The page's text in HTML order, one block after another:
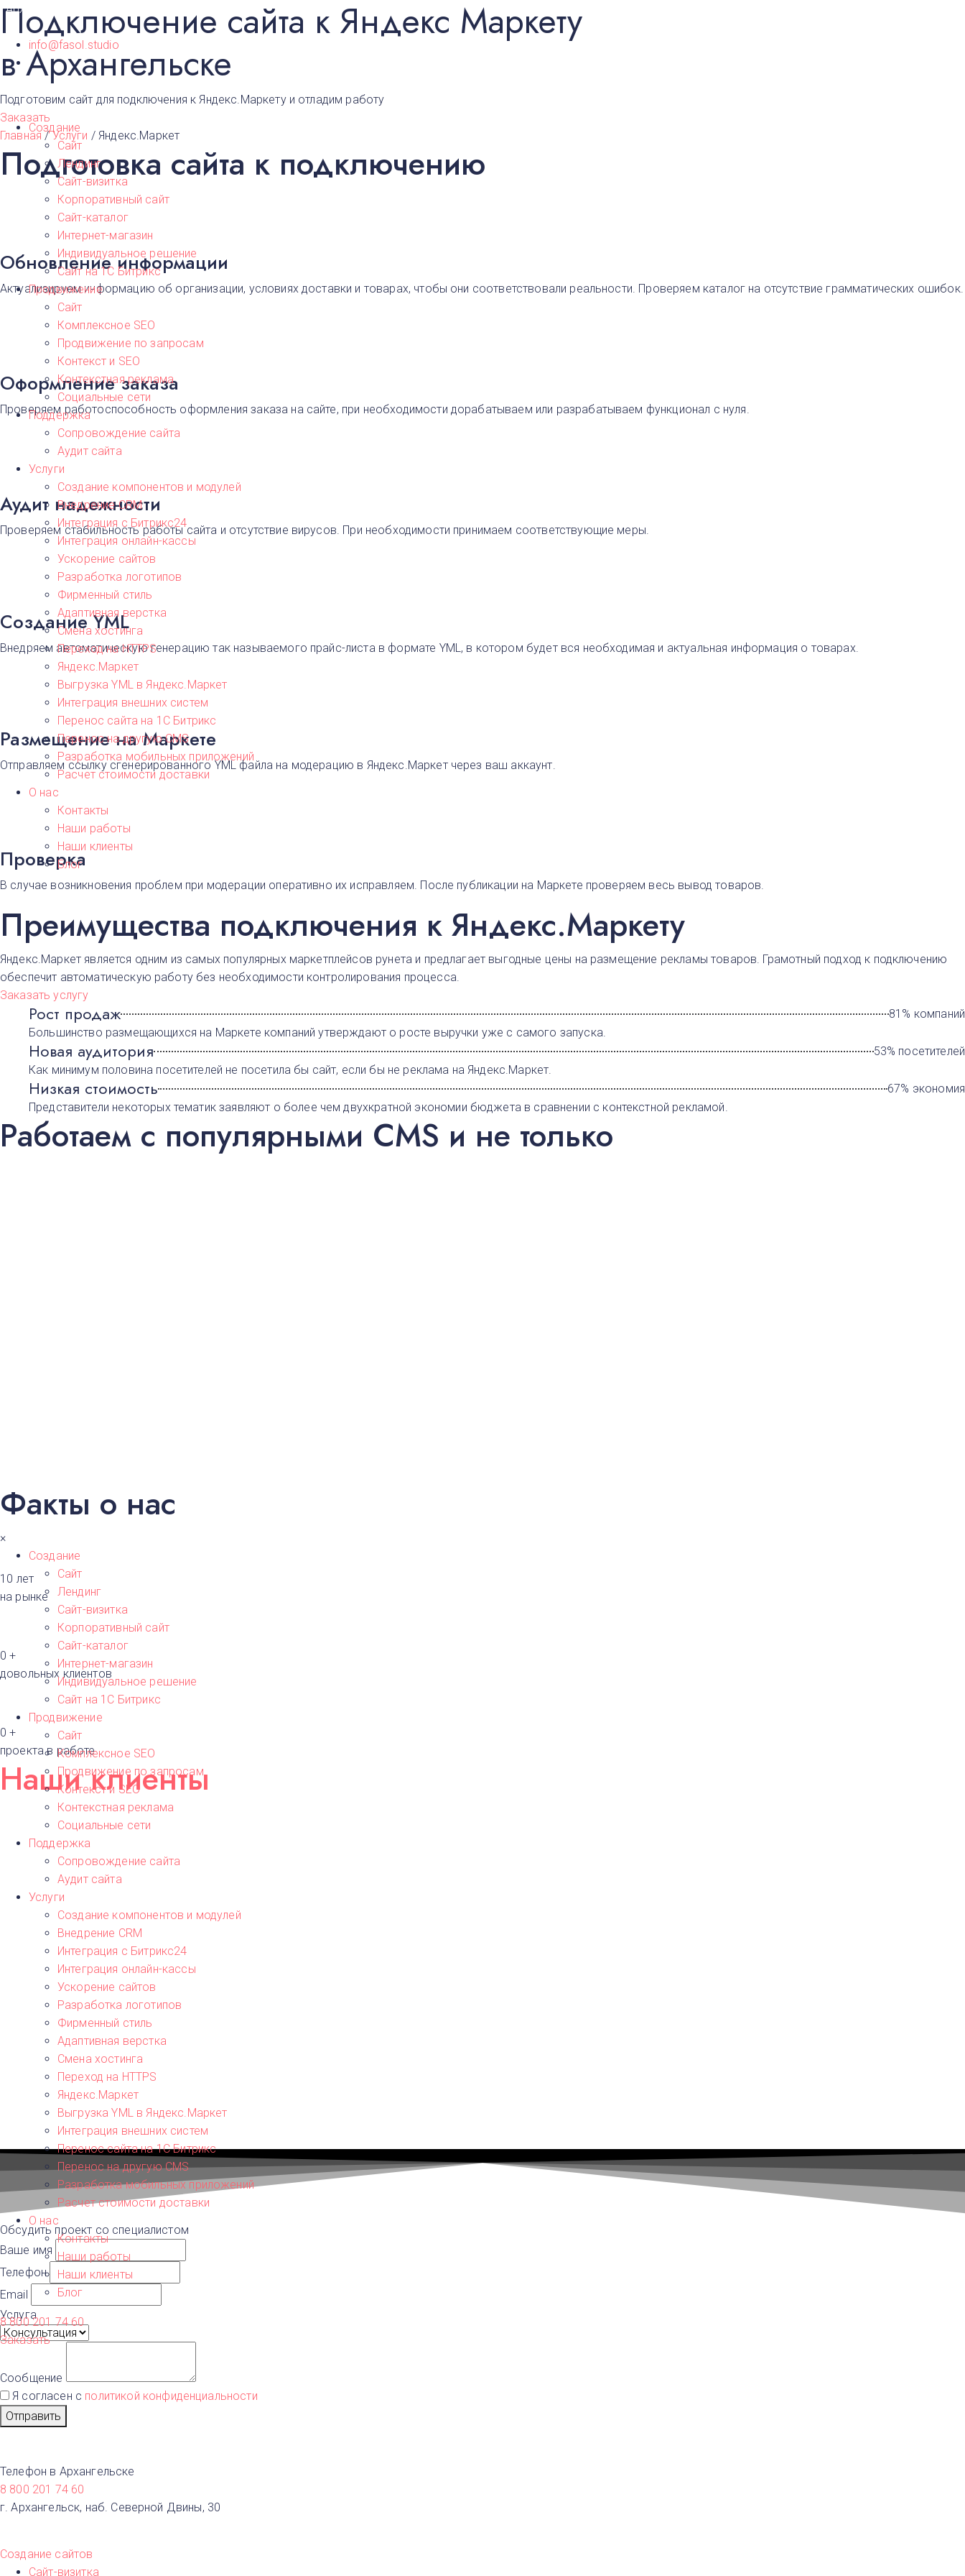
Архангельск
info@fasol.studio
Создание
Сайт
Лендинг
Сайт-визитка
Корпоративный сайт
Сайт-каталог
Интернет-магазин
Индивидуальное решение
Сайт на 1С Битрикс
Продвижение
Сайт
Комплексное SEO
Продвижение по запросам
Контекст и SEO
Контекстная реклама
Социальные сети
Поддержка
Сопровождение сайта
Аудит сайта
Услуги
Создание компонентов и модулей
Внедрение CRM
Интеграция с Битрикс24
Интеграция онлайн-кассы
Ускорение сайтов
Разработка логотипов
Фирменный стиль
Адаптивная верстка
Смена хостинга
Переход на HTTPS
Яндекс.Маркет
Выгрузка YML в Яндекс.Маркет
Интеграция внешних систем
Перенос сайта на 1С Битрикс
Перенос на другую CMS​
Разработка мобильных приложений
Расчет стоимости доставки
О нас
Контакты
Наши работы
Наши клиенты
Блог
×
Создание
Сайт
Лендинг
Сайт-визитка
Корпоративный сайт
Сайт-каталог
Интернет-магазин
Индивидуальное решение
Сайт на 1С Битрикс
Продвижение
Сайт
Комплексное SEO
Продвижение по запросам
Контекст и SEO
Контекстная реклама
Социальные сети
Поддержка
Сопровождение сайта
Аудит сайта
Услуги
Создание компонентов и модулей
Внедрение CRM
Интеграция с Битрикс24
Интеграция онлайн-кассы
Ускорение сайтов
Разработка логотипов
Фирменный стиль
Адаптивная верстка
Смена хостинга
Переход на HTTPS
Яндекс.Маркет
Выгрузка YML в Яндекс.Маркет
Интеграция внешних систем
Перенос сайта на 1С Битрикс
Перенос на другую CMS​
Разработка мобильных приложений
Расчет стоимости доставки
О нас
Контакты
Наши работы
Наши клиенты
Блог
8 800 201 74 60
Заказать
Подключение сайта к Яндекс Маркету
в Архангельске
Подготовим сайт для подключения к Яндекс.Маркету и отладим работу
Заказать
Главная/Услуги /Яндекс.Маркет
Подготовка сайта к подключению
Обновление информации
Актуализируем информацию об организации, условиях доставки и товарах, чтобы они соответствовали реальности. Проверяем каталог на отсутствие грамматических ошибок.
Оформление заказа
Проверяем работоспособность оформления заказа на сайте, при необходимости дорабатываем или разрабатываем функционал с нуля.
Аудит надежности
Проверяем стабильность работы сайта и отсутствие вирусов. При необходимости принимаем соответствующие меры.
Создание YML
Внедряем автоматическую генерацию так называемого прайс-листа в формате YML, в котором будет вся необходимая и актуальная информация о товарах.
Размещение на Маркете
Отправляем ссылку сгенерированного YML файла на модерацию в Яндекс.Маркет через ваш аккаунт.
Проверка
В случае возникновения проблем при модерации оперативно их исправляем. После публикации на Маркете проверяем весь вывод товаров.
Преимущества подключения к Яндекс.Маркету​
Яндекс.Маркет является одним из самых популярных маркетплейсов рунета и предлагает выгодные цены на размещение рекламы товаров. Грамотный подход к подключению
обеспечит автоматическую работу без необходимости контролирования процесса.
Заказать услугу
Рост продаж
81% компаний
Большинство размещающихся на Маркете компаний утверждают о росте выручки уже с самого запуска.
Новая аудитория
53% посетителей
Как минимум половина посетителей не посетила бы сайт, если бы не реклама на Яндекс.Маркет.
Низкая стоимость
67% экономия
Представители некоторых тематик заявляют о более чем двухкратной экономии бюджета в сравнении с контекстной рекламой.
Работаем с популярными CMS и не только
Факты о нас
10 лет
на рынке
0 +
довольных клиентов
0 +
проекта в работе
Наши клиенты
Обсудить проект со специалистом
Ваше имя
Телефон
Email
Услуга
Сообщение
Я согласен с политикой конфиденциальности
Отправить
Телефон в Архангельске
8 800 201 74 60
г. Архангельск, наб. Северной Двины, 30
Создание сайтов
Сайт-визитка